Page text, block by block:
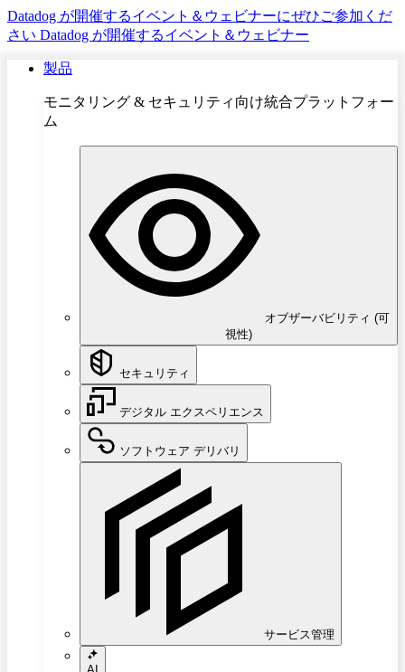
Datadog が開催するイベント＆ウェビナーにぜひご参加くだ
さい Datadog が開催するイベント＆ウェビナー
製品
モニタリング & セキュリティ向け統合プラットフォー
ム
オブザーバビリティ (可
視性)
セキュリティ
デジタル エクスペリエンス
ソフトウェア デリバリ
サービス管理